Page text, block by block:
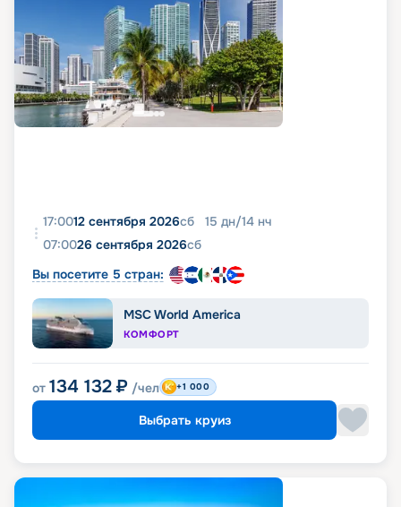
17:0012 сентября 2026сб 15 дн/14 нч
07:0026 сентября 2026сб
Вы посетите 5 стран:
MSC World America
КОМФОРТ
от 134 132 ₽ /чел +1 000
Выбрать круиз